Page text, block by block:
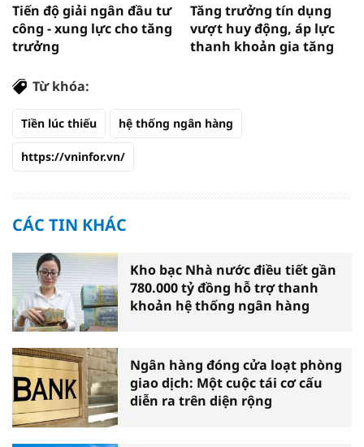
Tiến độ giải ngân đầu tư
công - xung lực cho tăng
trưởng
Tăng trưởng tín dụng
vượt huy động, áp lực
thanh khoản gia tăng
Từ khóa:
Tiền lúc thiếu hệ thống ngân hàng
https://vninfor.vn/
CÁC TIN KHÁC
Kho bạc Nhà nước điều tiết gần
780.000 tỷ đồng hỗ trợ thanh
khoản hệ thống ngân hàng
Ngân hàng đóng cửa loạt phòng
giao dịch: Một cuộc tái cơ cấu
diễn ra trên diện rộng